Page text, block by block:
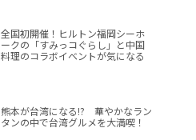
全国初開催！ヒルトン福岡シーホ
ークの「すみっコぐらし」と中国
料理のコラボイベントが気になる
熊本が台湾になる!? 華やかなラン
タンの中で台湾グルメを大満喫！